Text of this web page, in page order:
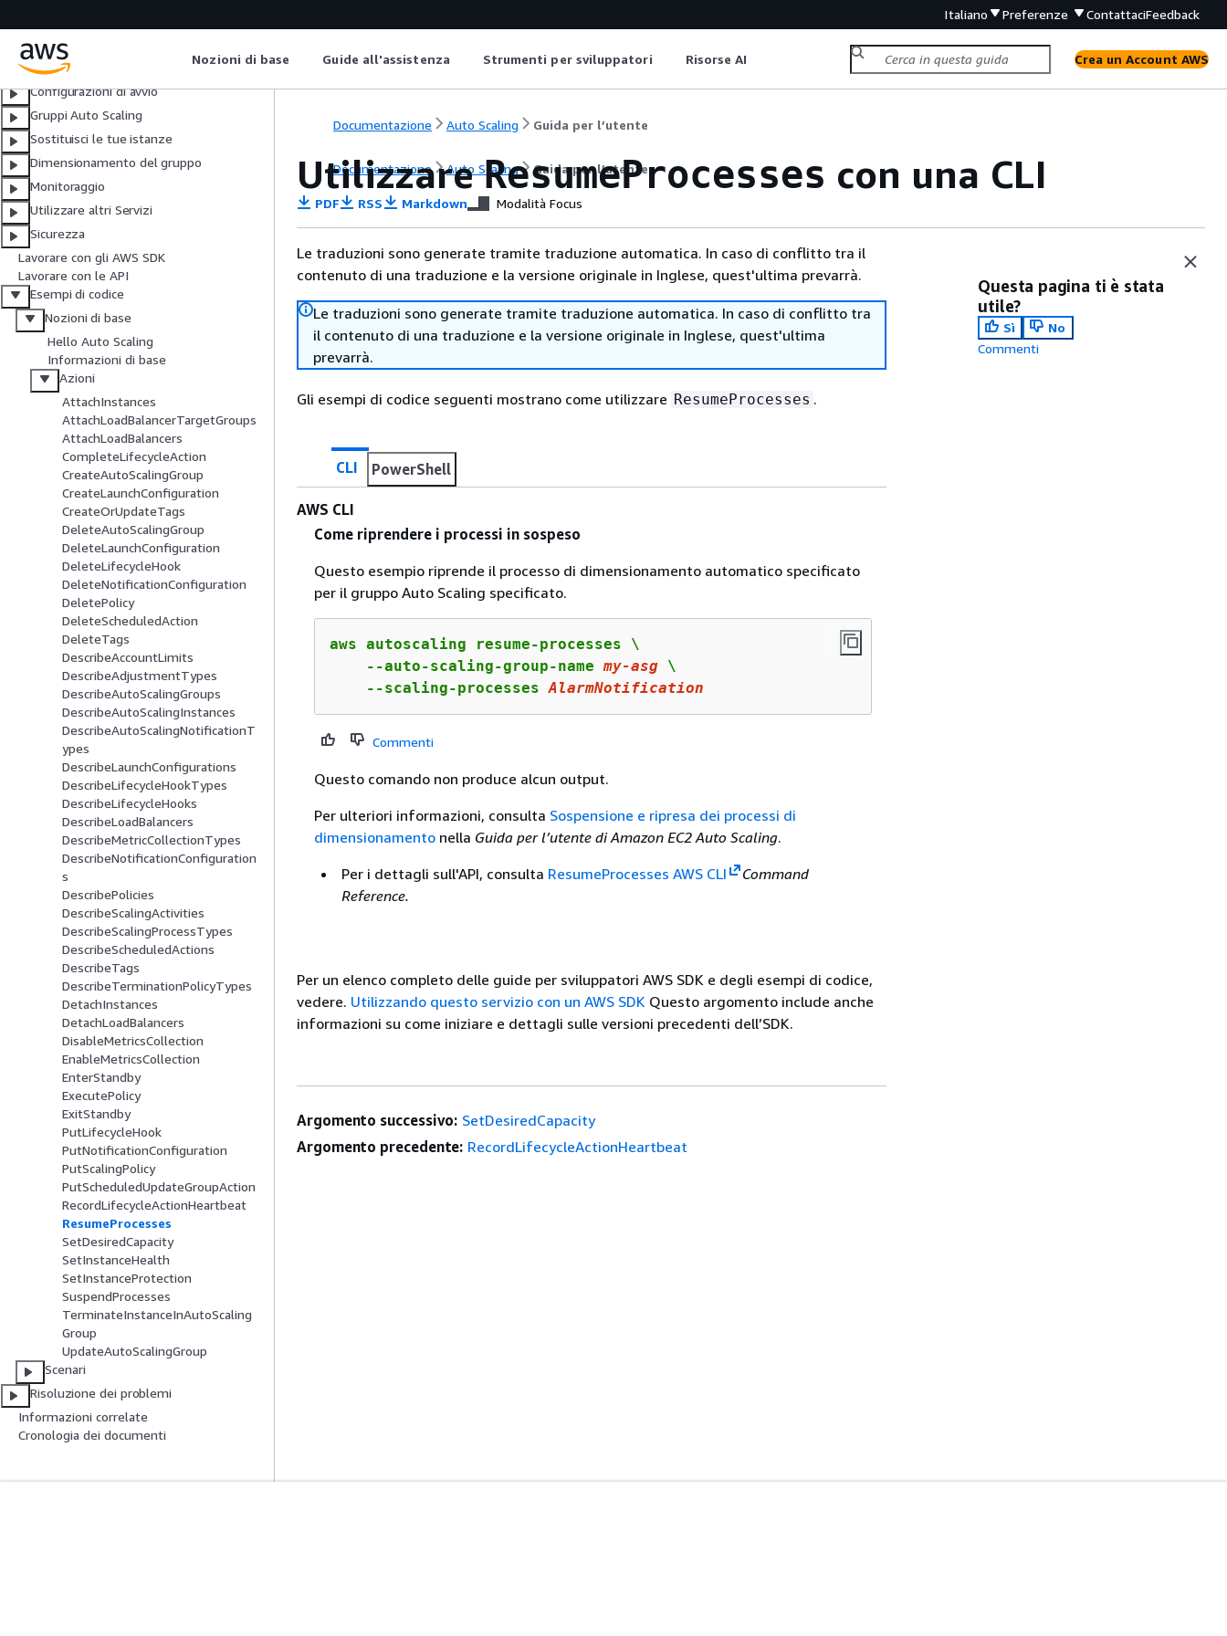
Italiano Preferenze ContattaciFeedback
Nozioni di base Guide all'assistenza Strumenti per sviluppatori Risorse AI Crea un Account AWS
Nozioni di base
Modelli di avvio
Configurazioni di avvio
Gruppi Auto Scaling
Sostituisci le tue istanze
Dimensionamento del gruppo
Monitoraggio
Utilizzare altri Servizi
Sicurezza
Lavorare con gli AWS SDK
Lavorare con le API
Esempi di codice
Nozioni di base
Hello Auto Scaling
Informazioni di base
Azioni
AttachInstances
AttachLoadBalancerTargetGroups
AttachLoadBalancers
CompleteLifecycleAction
CreateAutoScalingGroup
CreateLaunchConfiguration
CreateOrUpdateTags
DeleteAutoScalingGroup
DeleteLaunchConfiguration
DeleteLifecycleHook
DeleteNotificationConfiguration
DeletePolicy
DeleteScheduledAction
DeleteTags
DescribeAccountLimits
DescribeAdjustmentTypes
DescribeAutoScalingGroups
DescribeAutoScalingInstances
DescribeAutoScalingNotificationT
ypes
DescribeLaunchConfigurations
DescribeLifecycleHookTypes
DescribeLifecycleHooks
DescribeLoadBalancers
DescribeMetricCollectionTypes
DescribeNotificationConfiguration
s
DescribePolicies
DescribeScalingActivities
DescribeScalingProcessTypes
DescribeScheduledActions
DescribeTags
DescribeTerminationPolicyTypes
DetachInstances
DetachLoadBalancers
DisableMetricsCollection
EnableMetricsCollection
EnterStandby
ExecutePolicy
ExitStandby
PutLifecycleHook
PutNotificationConfiguration
PutScalingPolicy
PutScheduledUpdateGroupAction
RecordLifecycleActionHeartbeat
ResumeProcesses
SetDesiredCapacity
SetInstanceHealth
SetInstanceProtection
SuspendProcesses
TerminateInstanceInAutoScaling
Group
UpdateAutoScalingGroup
Scenari
Risoluzione dei problemi
Informazioni correlate
Cronologia dei documenti
Documentazione Auto Scaling Guida per l’utente
Documentazione Auto Scaling Guida per l’utente
UtilizzareResumeProcesses con una CLI
PDF RSS Markdown Modalità Focus
Le traduzioni sono generate tramite traduzione automatica. In caso di conflitto tra il
contenuto di una traduzione e la versione originale in Inglese, quest'ultima prevarrà.
Le traduzioni sono generate tramite traduzione automatica. In caso di conflitto tra
il contenuto di una traduzione e la versione originale in Inglese, quest'ultima
prevarrà.
Gli esempi di codice seguenti mostrano come utilizzare ResumeProcesses .
CLI PowerShell
AWS CLI
Come riprendere i processi in sospeso
Questo esempio riprende il processo di dimensionamento automatico specificato
per il gruppo Auto Scaling specificato.
aws autoscaling resume-processes \
    --auto-scaling-group-name
my-asg \
    --scaling-processes
AlarmNotification
Commenti
Questo comando non produce alcun output.
Per ulteriori informazioni, consulta Sospensione e ripresa dei processi di
dimensionamentonella Guida per l’utente di Amazon EC2 Auto Scaling.
Per i dettagli sull'API, consulta ResumeProcesses AWS CLI
Command
Reference.
Per un elenco completo delle guide per sviluppatori AWS SDK e degli esempi di codice,
vedere. Utilizzando questo servizio con un AWS SDK Questo argomento include anche
informazioni su come iniziare e dettagli sulle versioni precedenti dell’SDK.
Questa pagina ti è stata
utile?
Sì
No
Commenti
Argomento successivo: SetDesiredCapacity
Argomento precedente: RecordLifecycleActionHeartbeat